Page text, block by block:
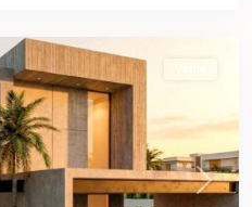
Next
Venta